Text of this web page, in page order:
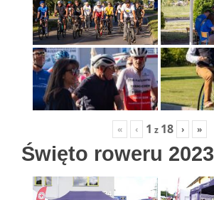
« ‹ 1 z 18 › »
Święto roweru 2023